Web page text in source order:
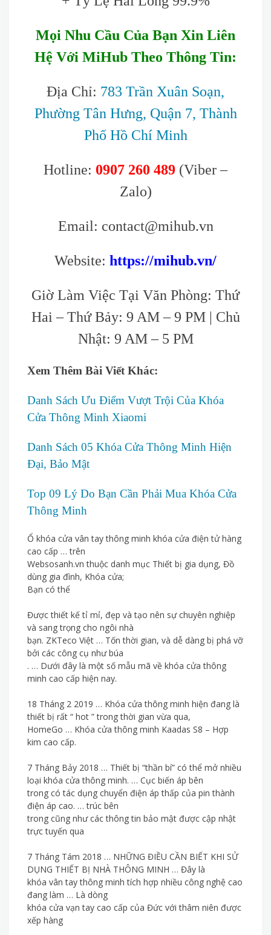
Mọi Nhu Cầu Của Bạn Xin Liên
Hệ Với MiHub Theo Thông Tin:
Địa Chỉ: 783 Trần Xuân Soạn,
Phường Tân Hưng, Quận 7, Thành
Phố Hồ Chí Minh
Hotline: 0907 260 489 (Viber –
Zalo)
Email: contact@mihub.vn
Website: https://mihub.vn/
Giờ Làm Việc Tại Văn Phòng: Thứ
Hai – Thứ Bảy: 9 AM – 9 PM | Chủ
Nhật: 9 AM – 5 PM
Xem Thêm Bài Viết Khác:
Danh Sách Ưu Điểm Vượt Trội Của Khóa
Cửa Thông Minh Xiaomi
Danh Sách 05 Khóa Cửa Thông Minh Hiện
Đại, Bảo Mật
Top 09 Lý Do Bạn Cần Phải Mua Khóa Cửa
Thông Minh
Ổ khóa cửa vân tay thông minh khóa cửa điện tử hàng
cao cấp … trên
Websosanh.vn thuộc danh mục Thiết bị gia dụng, Đồ
dùng gia đình, Khóa cửa;
Bạn có thể
Được thiết kế tỉ mỉ, đẹp và tạo nên sự chuyên nghiệp
và sang trọng cho ngôi nhà
bạn. ZKTeco Việt … Tốn thời gian, và dễ dàng bị phá vỡ
bởi các công cụ như búa
. … Dưới đây là một số mẫu mã về khóa cửa thông
minh cao cấp hiện nay.
18 Tháng 2 2019 … Khóa cửa thông minh hiện đang là
thiết bị rất “ hot ” trong thời gian vừa qua,
HomeGo … Khóa cửa thông minh Kaadas S8 – Hợp
kim cao cấp.
7 Tháng Bảy 2018 … Thiết bị “thần bí” có thể mở nhiều
loại khóa cửa thông minh. … Cục biến áp bên
trong có tác dụng chuyển điện áp thấp của pin thành
điện áp cao. … trúc bên
trong cũng như các thông tin bảo mật được cập nhật
trực tuyến qua
7 Tháng Tám 2018 … NHỮNG ĐIỀU CẦN BIẾT KHI SỬ
DỤNG THIẾT BỊ NHÀ THÔNG MINH … Đây là
khóa vân tay thông minh tích hợp nhiều công nghệ cao
đang làm … Là dòng
khóa cửa vạn tay cao cấp của Đức với thâm niên được
xếp hàng